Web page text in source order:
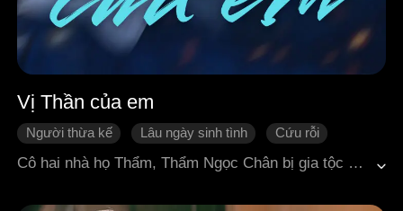
Vị Thần của em
Người thừa kế Lâu ngày sinh tình
Cứu rỗi
Siêu năng lực
Ngọt sủng Ngôn tình hiện đại
Cô hai nhà họ Thẩm, Thẩm Ngọc Chân bị gia tộc ám sát, may mắn được một người thần bí tên Cố Kỳ Ngôn cứu thoát. Hắn tự xưng là "Thần", bị kẹt lại trong nhà họ Thẩm suốt năm mươi năm do một khế ước cổ xưa. Sau khi mặt dây chuyền bị vỡ, sinh mệnh hai người bị liên kết, hễ cách nhau quá ba mét, hắn sẽ tự bốc cháy. Tiểu thư kiêu ngạo và người bảo hộ độc miệng dần nảy sinh tình cảm trong cuộc chiến thương trường đầy âm mưu. Cái chết kỳ lạ của lão phu nhân hé lộ một bản di chúc: Thẩm Ngọc Chân bắt buộc phải kết hôn. Cố Kỳ Ngôn mạnh mẽ cầu hôn, cả hai phát hiện họ chính là vợ chồng chuyển kiếp từ hai nghìn năm trước, khi hắn từng là vị tướng phụ bạc nàng. Hung thủ đứng sau Phó Hàn Tinh, cô nhi nhà họ Phong, bắt cóc hai người để trả thù. Nụ hôn tình yêu chân thật phá vỡ khế ước, Cố Kỳ Ngôn hy sinh thần lực để cứu nàng, hồn phi phách tán. Hai mươi hai năm sau, nàng gặp lại hắn người đã chuyển thế trước mộ phần. Ngàn năm chấp niệm, cuối cùng cũng đoàn tụ.